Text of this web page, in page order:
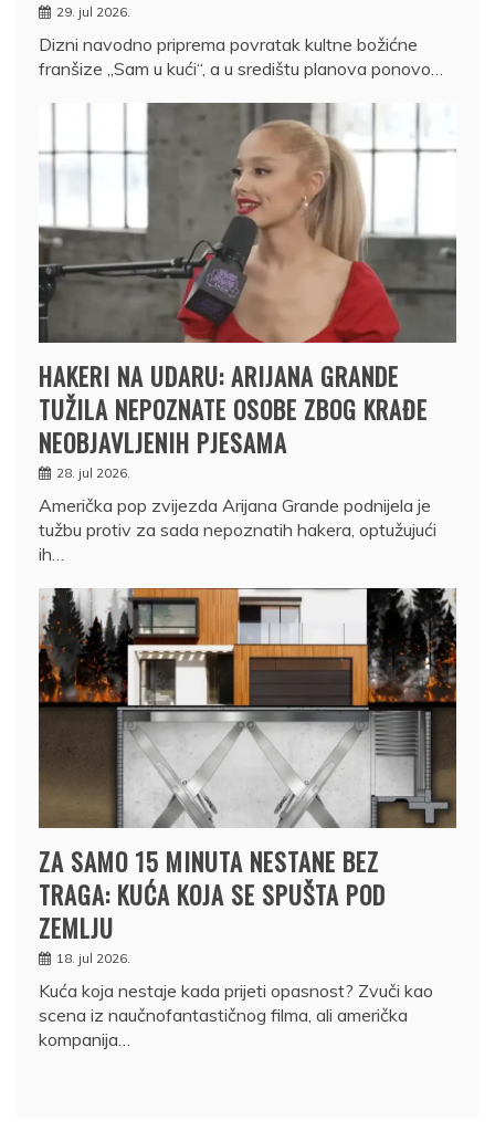
29. jul 2026.
Dizni navodno priprema povratak kultne božićne
franšize „Sam u kući“, a u središtu planova ponovo…
HAKERI NA UDARU: ARIJANA GRANDE
TUŽILA NEPOZNATE OSOBE ZBOG KRAĐE
NEOBJAVLJENIH PJESAMA
28. jul 2026.
Američka pop zvijezda Arijana Grande podnijela je
tužbu protiv za sada nepoznatih hakera, optužujući
ih…
ZA SAMO 15 MINUTA NESTANE BEZ
TRAGA: KUĆA KOJA SE SPUŠTA POD
ZEMLJU
18. jul 2026.
Kuća koja nestaje kada prijeti opasnost? Zvuči kao
scena iz naučnofantastičnog filma, ali američka
kompanija…